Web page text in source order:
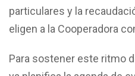
particulares y la
eligen a la Cooperadora
Para sostener este ritmo